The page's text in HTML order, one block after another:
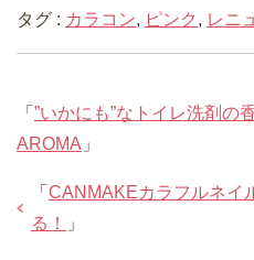
タグ : カラコン, ピンク , レニ
「 ”いかにも”なトイレ洗剤の
AROMA 」
「 CANMAKEカラフルネイ
る！
」